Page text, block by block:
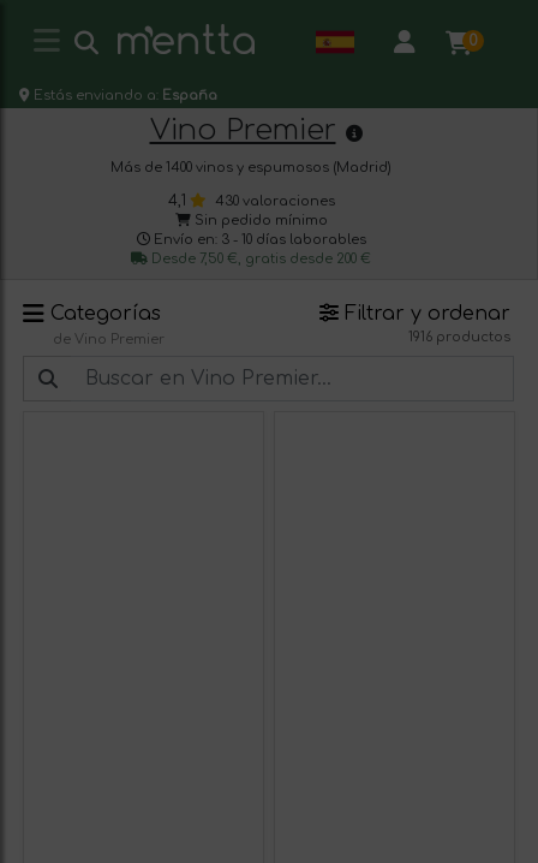
0
Estás enviando a: España
Vino Premier
Más de 1400 vinos y espumosos (Madrid)
4,1
430 valoraciones
Sin pedido mínimo
Envío en: 3 - 10 días laborables
Desde 7,50 €, gratis desde 200 €
Categorías
de Vino Premier
Filtrar y ordenar
1916 productos